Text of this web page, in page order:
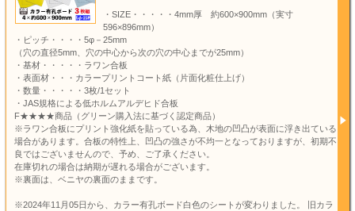
・SIZE・・・・・4mm厚 約600×900mm（実寸
596×896mm）
・ピッチ・・・・5φ－25mm
（穴の直径5mm、穴の中心から次の穴の中心までが25mm）
・基材・・・・・ラワン合板
・表面材・・・カラープリントコート紙（片面化粧仕上げ）
・数量・・・・・3枚/1セット
・JAS規格による低ホルムアルデヒド合板
F★★★★商品（グリーン購入法に基づく認定商品）
※ラワン合板にプリント強化紙を貼っている為、木地の凹凸が表面に浮き出ている
場合があります。合板の特性上、凹凸の強さが不均一となっておりますが、初期不
良ではございませんので、予め、ご了承ください。
在庫切れの場合は納期が遅れる場合がございます。
※裏面は、ベニヤの裏面のままです。
※2024年11月05日から、カラー有孔ボード白色のシートが変わりました。 旧カラ